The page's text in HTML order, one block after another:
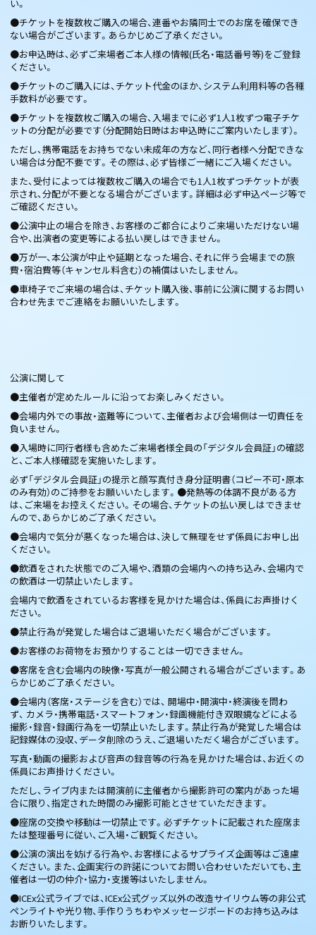
い。
●チケットを複数枚ご購入の場合、連番やお隣同士でのお席を確保でき
ない場合がございます。あらかじめご了承ください。
●お申込時は、必ずご来場者ご本人様の情報(氏名・電話番号等)をご登録
ください。
●チケットのご購入には、チケット代金のほか、システム利用料等の各種
手数料が必要です。
●チケットを複数枚ご購入の場合、入場までに必ず1人1枚ずつ電子チケ
ットの分配が必要です（分配開始日時はお申込時にご案内いたします）。
ただし、携帯電話をお持ちでない未成年の方など、同行者様へ分配できな
い場合は分配不要です。その際は、必ず皆様ご一緒にご入場ください。
また、受付によっては複数枚ご購入の場合でも1人1枚ずつチケットが表
示され、分配が不要となる場合がございます。詳細は必ず申込ページ等で
ご確認ください。
●公演中止の場合を除き、お客様のご都合によりご来場いただけない場
合や、出演者の変更等による払い戻しはできません。
●万が一、本公演が中止や延期となった場合、それに伴う会場までの旅
費・宿泊費等（キャンセル料含む）の補償はいたしません。
●車椅子でご来場の場合は、チケット購入後、事前に公演に関するお問い
合わせ先までご連絡をお願いいたします。
公演に関して​​​​​​​​​​
●主催者が定めたルールに沿ってお楽しみください。
●会場内外での事故・盗難等について、主催者および会場側は一切責任を
負いません。
●入場時に同行者様も含めたご来場者様全員の「デジタル会員証」の確認
と、ご本人様確認を実施いたします。
必ず「デジタル会員証」の提示と顔写真付き身分証明書（コピー不可・原本
のみ有効）のご持参をお願いいたします。●発熱等の体調不良がある方
は、ご来場をお控えください。その場合、チケットの払い戻しはできませ
んので、あらかじめご了承ください。
●会場内で気分が悪くなった場合は、決して無理をせず係員にお申し出
ください。​
●飲酒をされた状態でのご入場や、酒類の会場内への持ち込み、会場内で
の飲酒は一切禁止いたします。
会場内で飲酒をされているお客様を見かけた場合は、係員にお声掛けく
ださい。
●禁止行為が発覚した場合はご退場いただく場合がございます。
●お客様のお荷物をお預かりすることは一切できません。
●客席を含む会場内の映像・写真が一般公開される場合がございます。あ
らかじめご了承ください。
●会場内（客席・ステージを含む）では、 開場中・開演中・終演後を問わ
ず、 カメラ・携帯電話・スマートフォン・録画機能付き双眼鏡などによる
撮影・録音・録画行為を一切禁止いたします。禁止行為が発覚した場合は
記録媒体の没収、データ削除のうえ、ご退場いただく場合がございます。
写真・動画の撮影および音声の録音等の行為を見かけた場合は、お近くの
係員にお声掛けください。
ただし、ライブ内または開演前に主催者から撮影許可の案内があった場
合に限り、指定された時間のみ撮影可能とさせていただきます。
●座席の交換や移動は一切禁止です。必ずチケットに記載された座席ま
たは整理番号に従い、ご入場・ご観覧ください。
●公演の演出を妨げる行為や、お客様によるサプライズ企画等はご遠慮
ください。また、企画実行の許諾についてお問い合わせいただいても、主
催者は一切の仲介・協力・支援等はいたしません。
●ICEx公式ライブでは、ICEx公式グッズ以外の改造サイリウム等の非公式
ペンライトや光り物、手作りうちわやメッセージボードのお持ち込みは
お断りいたします。